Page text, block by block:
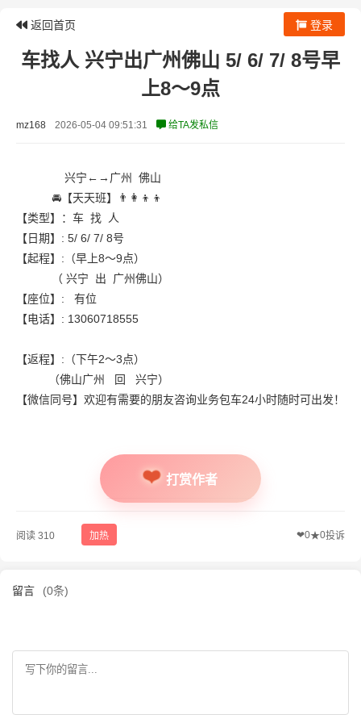
返回首页 登录
车找人 兴宁出广州佛山 5/ 6/ 7/ 8号早
上8～9点
mz168 2026-05-04 09:51:31 给TA发私信
兴宁←→广州 佛山
🚘【天天班】👨‍👩‍👦‍👦
【类型】：车 找 人
【日期】: 5/ 6/ 7/ 8号
【起程】:（早上8～9点）
（ 兴宁 出 广州佛山）
【座位】: 有位
【电话】: 13060718555
【返程】:（下午2～3点）
（佛山广州 回 兴宁）
【微信同号】欢迎有需要的朋友咨询业务包车24小时随时可出发！
打赏作者
阅读 310 加热 ❤0★0投诉
留言 (0条)